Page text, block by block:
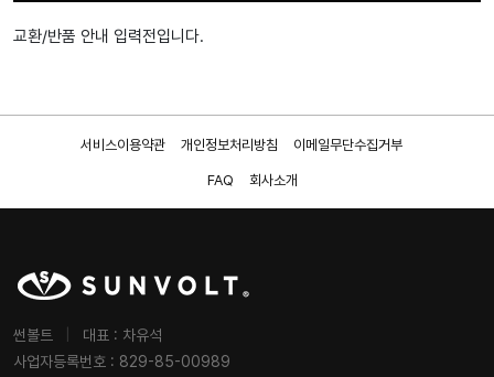
교환/반품 안내 입력전입니다.
서비스이용약관 개인정보처리방침 이메일무단수집거부
FAQ 회사소개
썬볼트
대표 : 차유석
사업자등록번호 : 829-85-00989